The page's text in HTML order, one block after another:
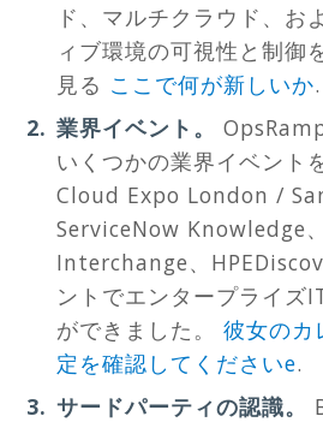
ド、マルチクラウド、お
ィブ環境の可視性と制御
見る ここで何が新しいか.
業界イベント。
いくつかの業界イベント
Cloud Expo London /
ServiceNow Knowledge
Interchange、
ントでエンタープライズ
ができました。 彼女のカ
定を確認してくださいe.
サードパーティの認識。